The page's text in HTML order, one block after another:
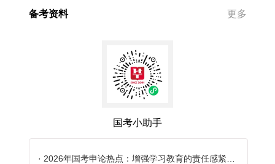
备考资料 更多
国考小助手
· 2026年国考申论热点：增强学习教育的责任感紧迫感